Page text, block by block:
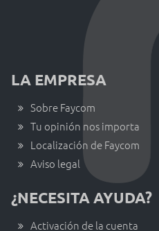
LA EMPRESA
Sobre Faycom
Tu opinión nos importa
Localización de Faycom
Aviso legal
¿NECESITA AYUDA?
Activación de la cuenta